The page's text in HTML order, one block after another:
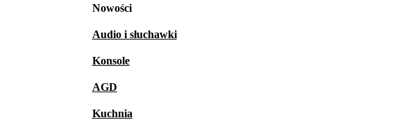
Nowości
Audio i słuchawki
Konsole
AGD
Kuchnia